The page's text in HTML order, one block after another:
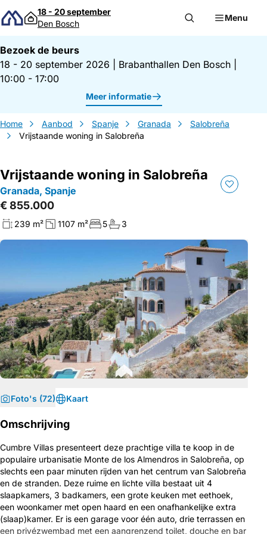
Direct naar inhoud
18 - 20 september
Den Bosch
Menu
Bezoek de beurs
18 - 20 september 2026
Brabanthallen Den Bosch
10:00 - 17:00
Meer informatie
Home Aanbod Spanje Granada
Salobreña
Vrijstaande woning in Salobreña
Vrijstaande woning in Salobreña
Granada, Spanje
€ 855.000
239 m² 1107 m² 5 3
Foto's (72) Kaart
Omschrijving
Cumbre Villas presenteert deze prachtige villa te koop in de
populaire urbanisatie Monte de los Almendros in Salobreña, op
slechts een paar minuten rijden van het centrum van Salobreña
en de stranden. Deze ruime en lichte villa bestaat uit 4
slaapkamers, 3 badkamers, een grote keuken met eethoek,
een woonkamer met open haard en een onafhankelijke extra
(slaap)kamer. Er is een garage voor één auto, drie terrassen en
een privézwembad met een aangrenzend toilet, douche en bar